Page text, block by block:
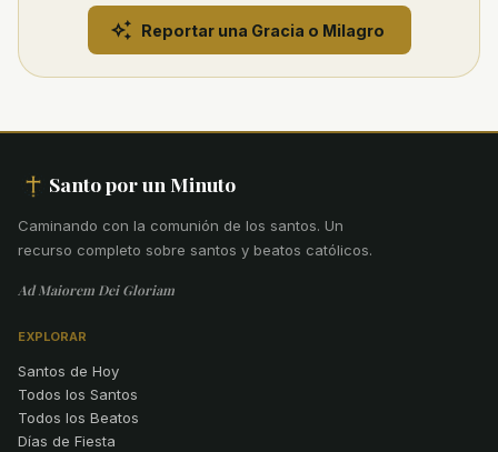
Reportar una Gracia o Milagro
Santo por un Minuto
Caminando con la comunión de los santos. Un
recurso completo sobre santos y beatos católicos.
Ad Maiorem Dei Gloriam
EXPLORAR
Santos de Hoy
Todos los Santos
Todos los Beatos
Días de Fiesta